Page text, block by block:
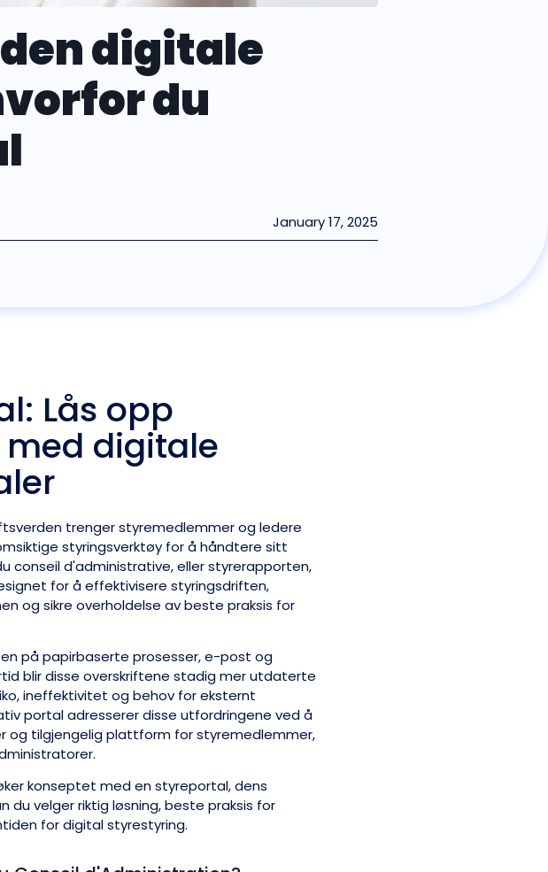
digitale
du
January 17, 2025
Lås opp
digitale
trenger styremedlemmer og ledere
styringsverktøy for å håndtere sitt
conseil d'administrative, eller styrerapporten,
for å effektivisere styringsdriften,
og sikre overholdelse av beste praksis for
på papirbaserte prosesser, e-post og
blir disse overskriftene stadig mer utdaterte
ineffektivitet og behov for eksternt
portal adresserer disse utfordringene ved å
og tilgjengelig plattform for styremedlemmer,
konseptet med en styreportal, dens
du velger riktig løsning, beste praksis for
for digital styrestyring.